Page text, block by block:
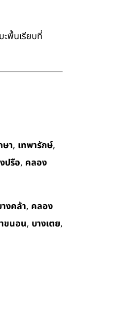
ะพื้นเรียบที่
า, เทพารักษ์,
ปรือ, คลอง
งคล้า, คลอง
ขนอน, บางเตย,